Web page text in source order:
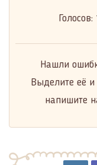
Голосов:
Нашли
Выделите её
напишите